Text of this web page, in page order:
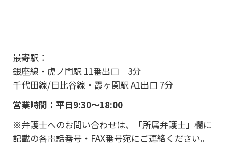
最寄駅：
銀座線・虎ノ門駅 11番出口 3分
千代田線/日比谷線・霞ヶ関駅 A1出口 7分
営業時間：平日9:30～18:00
※弁護士へのお問い合わせは、「所属弁護士」欄に
記載の各電話番号・FAX番号宛にご連絡ください。